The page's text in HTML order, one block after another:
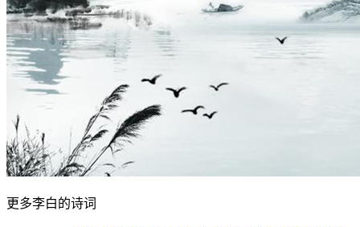
更多李白的诗词